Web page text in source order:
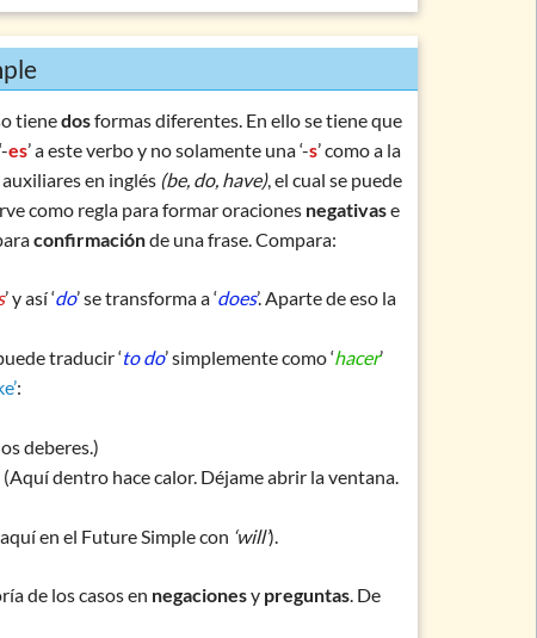
tienedosformas diferentes. En ello se tiene que
es’ a este verbo y no solamente una ‘-s’ como a la
en inglés (be, do, have), el cual se puede
como regla para formar oraciones negativase
confirmaciónde una frase. Compara:
’ y así ‘do’ se transforma a ‘does’. Aparte de eso la
traducir ‘to do’ simplemente como ‘hacer’
:
deberes.)
(Aquí dentro hace calor. Déjame abrir la ventana.
en el Future Simple con ‘will’).
de los casos en negacionesy preguntas. De